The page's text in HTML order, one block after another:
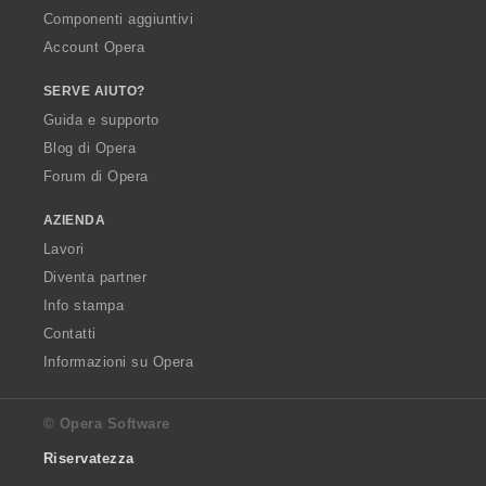
Componenti aggiuntivi
Account Opera
SERVE AIUTO?
Guida e supporto
Blog di Opera
Forum di Opera
AZIENDA
Lavori
Diventa partner
Info stampa
Contatti
Informazioni su Opera
© Opera Software
Riservatezza